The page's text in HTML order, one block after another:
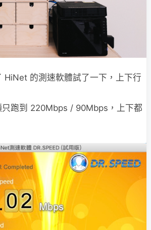
HiNet 的測速軟體試了一下，上下行
只跑到 220Mbps / 90Mbps，上下都